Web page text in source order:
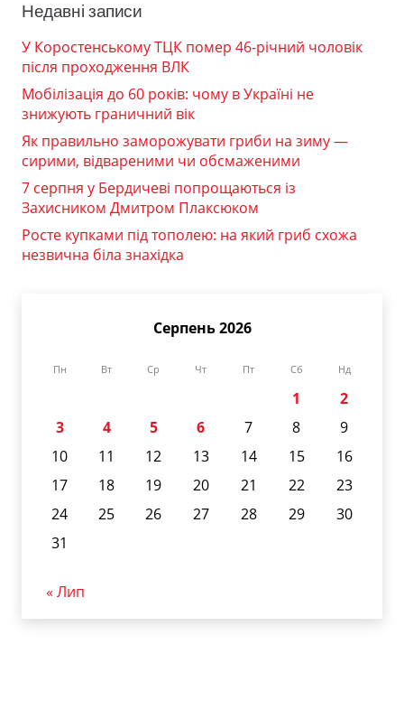
Недавні записи
У Коростенському ТЦК помер 46-річний чоловік
після проходження ВЛК
Мобілізація до 60 років: чому в Україні не
знижують граничний вік
Як правильно заморожувати гриби на зиму —
сирими, відвареними чи обсмаженими
7 серпня у Бердичеві попрощаються із
Захисником Дмитром Плаксюком
Росте купками під тополею: на який гриб схожа
незвична біла знахідка
Серпень 2026
Пн Вт Ср Чт Пт Сб Нд
1
2
3
4 5 6 7 8
9
10
11 12 13 14 15
16
17
18 19 20 21 22
23
24
25 26 27 28 29
30
31
« Лип